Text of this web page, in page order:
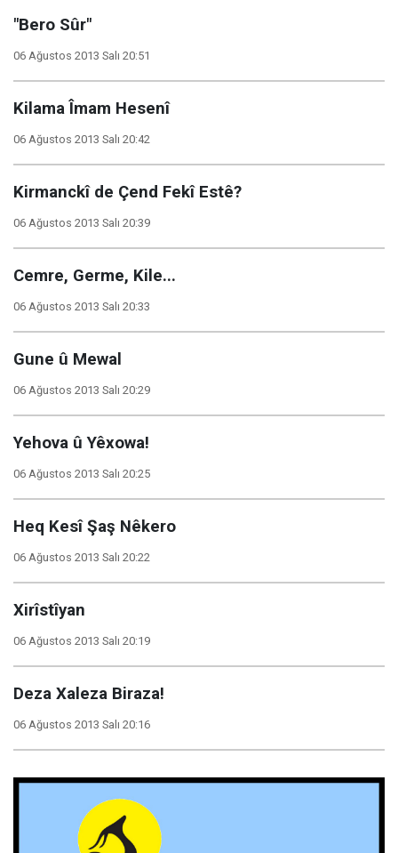
"Bero Sûr"
06 Ağustos 2013 Salı 20:51
Kilama Îmam Hesenî
06 Ağustos 2013 Salı 20:42
Kirmanckî de Çend Fekî Estê?
06 Ağustos 2013 Salı 20:39
Cemre, Germe, Kile...
06 Ağustos 2013 Salı 20:33
Gune û Mewal
06 Ağustos 2013 Salı 20:29
Yehova û Yêxowa!
06 Ağustos 2013 Salı 20:25
Heq Kesî Şaş Nêkero
06 Ağustos 2013 Salı 20:22
Xirîstîyan
06 Ağustos 2013 Salı 20:19
Deza Xaleza Biraza!
06 Ağustos 2013 Salı 20:16